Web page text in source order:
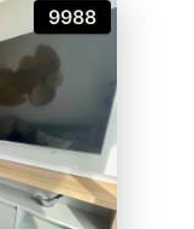
9988